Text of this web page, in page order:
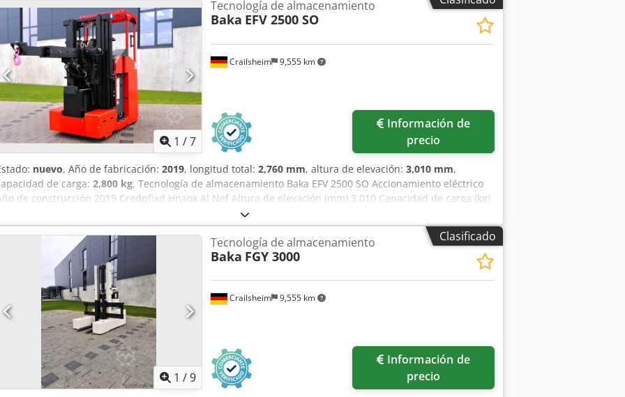
1 /7
Crailsheim 9,555 km
Tecnología de almacenamiento
Baka EFV 2500 SO
precio
nuevo, Año de fabricación: 2019, longitud total: 2,760 mm, altura de elevación: 3,010 mm,
de carga: 2,800 kg, Tecnología de almacenamiento Baka EFV 2500 SO Accionamiento eléctrico
de construcción 2019 Credpfjxd Hnaox Al Nef Altura de elevación (mm) 3.010 Capacidad de carga (kg)
Clasificado
1 /9
Crailsheim 9,555 km
Tecnología de almacenamiento
Baka FGY 3000
precio